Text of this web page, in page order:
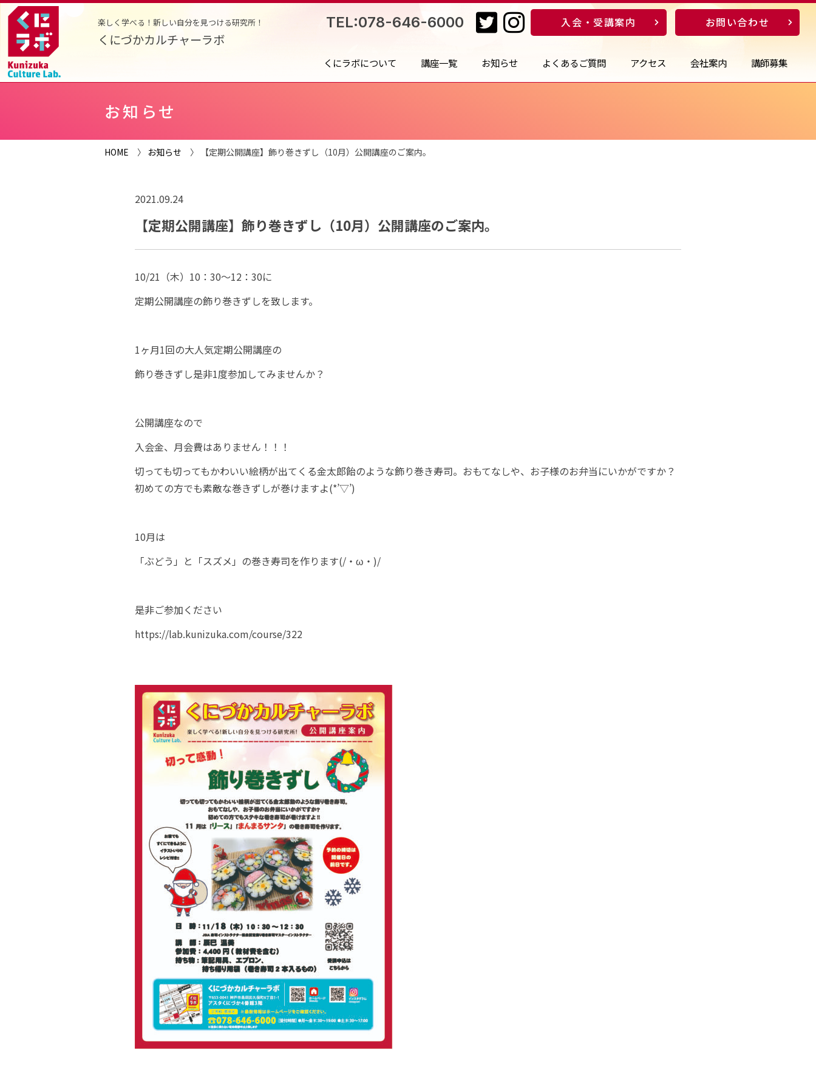
楽しく学べる！新しい自分を見つける研究所！
くにづかカルチャーラボ
くにラボについて 講座一覧 お知らせ よくあるご質問 アクセス 会社案内 講師募集
TEL:078-646-6000 入会・受講案内 お問い合わせ
お知らせ
HOME 〉 お知らせ 〉 【定期公開講座】飾り巻きずし（10月）公開講座のご案内。
2021.09.24
【定期公開講座】飾り巻きずし（10月）公開講座のご案内。
10/21（木）10：30～12：30に
定期公開講座の飾り巻きずしを致します。
1ヶ月1回の大人気定期公開講座の
飾り巻きずし是非1度参加してみませんか？
公開講座なので
入会金、月会費はありません！！！
切っても切ってもかわいい絵柄が出てくる金太郎飴のような飾り巻き寿司。おもてなしや、お子様のお弁当にいかがですか？
初めての方でも素敵な巻きずしが巻けますよ(*’▽’)
10月は
「ぶどう」と「スズメ」の巻き寿司を作ります(/・ω・)/
是非ご参加ください
https://lab.kunizuka.com/course/322